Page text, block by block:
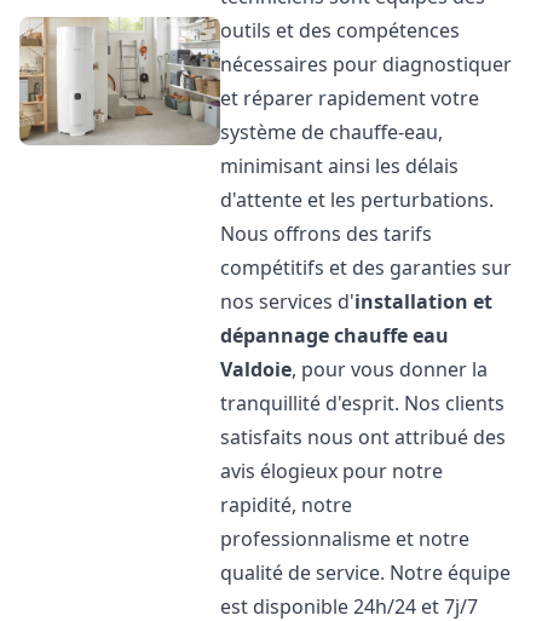
outils et des compétences
nécessaires pour diagnostiquer
et réparer rapidement votre
système de chauffe-eau,
minimisant ainsi les délais
d'attente et les perturbations.
Nous offrons des tarifs
compétitifs et des garanties sur
nos services d'installation et
dépannage chauffe eau
Valdoie, pour vous donner la
tranquillité d'esprit. Nos clients
satisfaits nous ont attribué des
avis élogieux pour notre
rapidité, notre
professionnalisme et notre
qualité de service. Notre équipe
est disponible 24h/24 et 7j/7